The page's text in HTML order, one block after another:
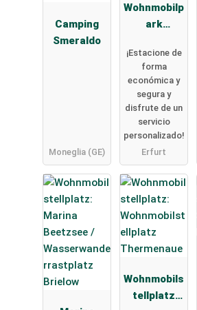
Camping
Smeraldo
Moneglia (GE)
Wohnmobilp
ark
GbR
¡Estacione de
forma
económica y
segura y
disfrute de un
servicio
personalizado!
Erfurt
Wohnmobils
tellplatz